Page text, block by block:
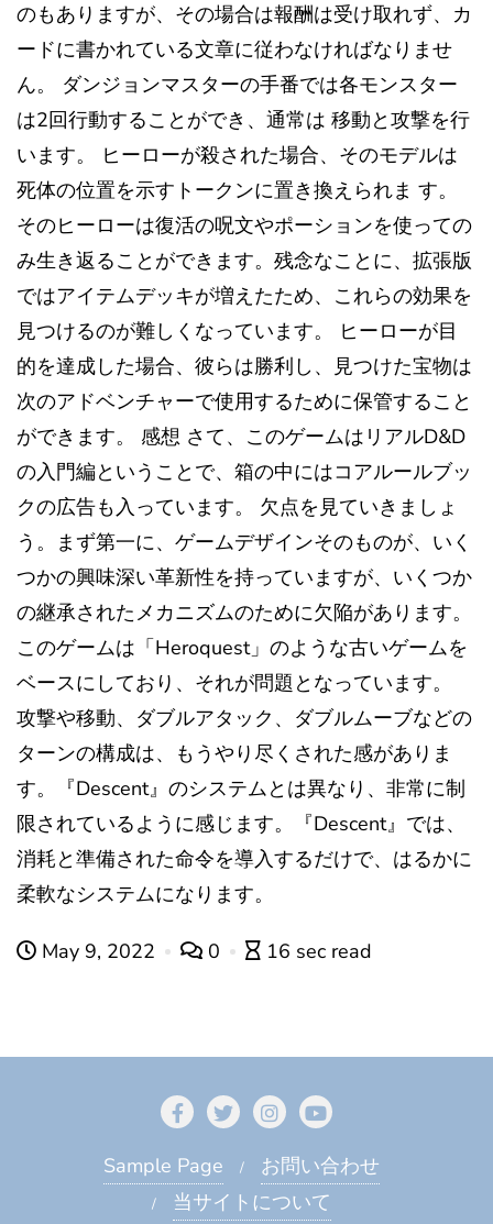
のもありますが、その場合は報酬は受け取れず、カ
ードに書かれている文章に従わなければなりませ
ん。 ダンジョンマスターの手番では各モンスター
は2回行動することができ、通常は 移動と攻撃を行
います。 ヒーローが殺された場合、そのモデルは
死体の位置を示すトークンに置き換えられま す。
そのヒーローは復活の呪文やポーションを使っての
み生き返ることができます。残念なことに、拡張版
ではアイテムデッキが増えたため、これらの効果を
見つけるのが難しくなっています。 ヒーローが目
的を達成した場合、彼らは勝利し、見つけた宝物は
次のアドベンチャーで使用するために保管すること
ができます。 感想 さて、このゲームはリアルD&D
の入門編ということで、箱の中にはコアルールブッ
クの広告も入っています。 欠点を見ていきましょ
う。まず第一に、ゲームデザインそのものが、いく
つかの興味深い革新性を持っていますが、いくつか
の継承されたメカニズムのために欠陥があります。
このゲームは「Heroquest」のような古いゲームを
ベースにしており、それが問題となっています。
攻撃や移動、ダブルアタック、ダブルムーブなどの
ターンの構成は、もうやり尽くされた感がありま
す。『Descent』のシステムとは異なり、非常に制
限されているように感じます。『Descent』では、
消耗と準備された命令を導入するだけで、はるかに
柔軟なシステムになります。
May 9, 2022 0 16 sec read
Sample Page
お問い合わせ
当サイトについて